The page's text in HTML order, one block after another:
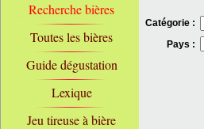
Recherche bières
Toutes les bières
Guide dégustation
Lexique
Jeu tireuse à bière
Catégorie :
Pays :